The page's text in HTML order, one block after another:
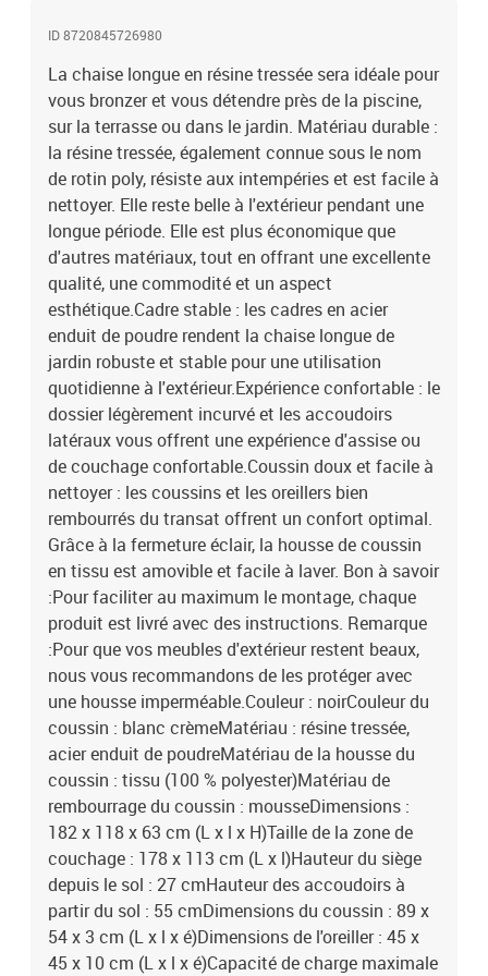
ID 8720845726980
La chaise longue en résine tressée sera idéale pour
vous bronzer et vous détendre près de la piscine,
sur la terrasse ou dans le jardin. Matériau durable :
la résine tressée, également connue sous le nom
de rotin poly, résiste aux intempéries et est facile à
nettoyer. Elle reste belle à l'extérieur pendant une
longue période. Elle est plus économique que
d'autres matériaux, tout en offrant une excellente
qualité, une commodité et un aspect
esthétique.Cadre stable : les cadres en acier
enduit de poudre rendent la chaise longue de
jardin robuste et stable pour une utilisation
quotidienne à l'extérieur.Expérience confortable : le
dossier légèrement incurvé et les accoudoirs
latéraux vous offrent une expérience d'assise ou
de couchage confortable.Coussin doux et facile à
nettoyer : les coussins et les oreillers bien
rembourrés du transat offrent un confort optimal.
Grâce à la fermeture éclair, la housse de coussin
en tissu est amovible et facile à laver. Bon à savoir
:Pour faciliter au maximum le montage, chaque
produit est livré avec des instructions. Remarque
:Pour que vos meubles d'extérieur restent beaux,
nous vous recommandons de les protéger avec
une housse imperméable.Couleur : noirCouleur du
coussin : blanc crèmeMatériau : résine tressée,
acier enduit de poudreMatériau de la housse du
coussin : tissu (100 % polyester)Matériau de
rembourrage du coussin : mousseDimensions :
182 x 118 x 63 cm (L x l x H)Taille de la zone de
couchage : 178 x 113 cm (L x l)Hauteur du siège
depuis le sol : 27 cmHauteur des accoudoirs à
partir du sol : 55 cmDimensions du coussin : 89 x
54 x 3 cm (L x l x é)Dimensions de l'oreiller : 45 x
45 x 10 cm (L x l x é)Capacité de charge maximale